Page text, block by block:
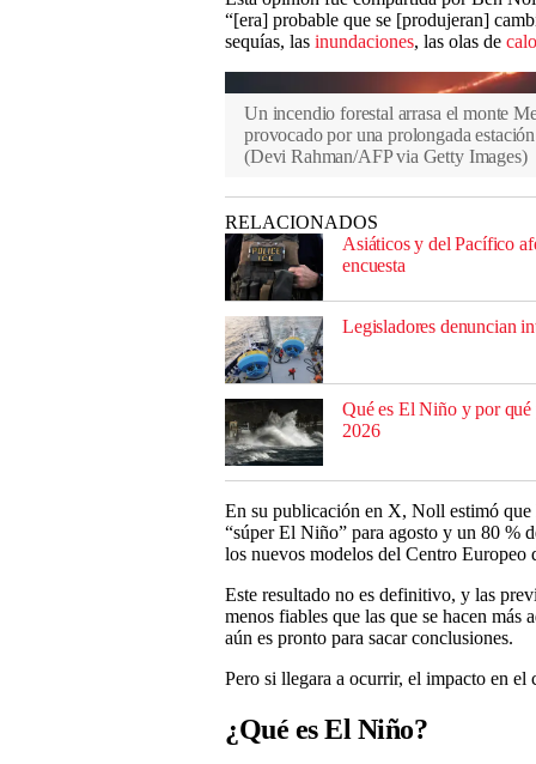
“[era] probable que se [produjeran]
sequías, las inundaciones, las olas de
Un incendio forestal arrasa el monte
provocado por una prolongada
(Devi Rahman/AFP via Getty Images)
RELACIONADOS
Asiáticos y del Pacífico
encuesta
Legisladores denuncian
Qué es El Niño y por qué
2026
En su publicación en X, Noll estimó que
“súper El Niño” para agosto y un 80 %
los nuevos modelos del Centro
Este resultado no es definitivo, y las
menos fiables que las que se hacen
aún es pronto para sacar conclusiones.
Pero si llegara a ocurrir, el impacto en
¿Qué es El Niño?